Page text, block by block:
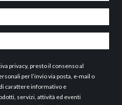
privacy, presto il consenso al
per l’invio via posta, e-mail o
carattere informativo e
servizi, attività ed eventi